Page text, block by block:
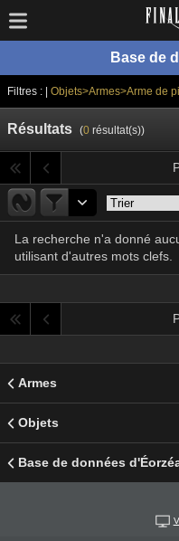
Base de
Filtres : | Objets>Armes>Arme de
Résultats (0résultat(s))
La recherche n'a donné
utilisant d'autres mots clefs.
Armes
Objets
Base de données